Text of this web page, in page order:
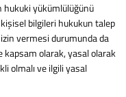
hukuki yükümlülüğünü
bilgileri hukukun talep
vermesi durumunda da
olarak, yasal olarak
olmalı ve ilgili yasal